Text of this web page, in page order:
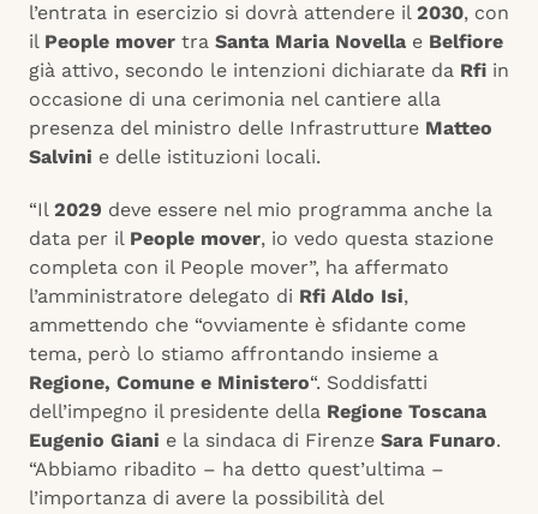
l’entrata in esercizio si dovrà attendere il 2030, con
il People mover tra Santa Maria Novella e Belfiore
già attivo, secondo le intenzioni dichiarate da Rfi in
occasione di una cerimonia nel cantiere alla
presenza del ministro delle Infrastrutture Matteo
Salvini e delle istituzioni locali.
“Il 2029 deve essere nel mio programma anche la
data per il People mover, io vedo questa stazione
completa con il People mover”, ha affermato
l’amministratore delegato di Rfi Aldo Isi,
ammettendo che “ovviamente è sfidante come
tema, però lo stiamo affrontando insieme a
Regione, Comune e Ministero“. Soddisfatti
dell’impegno il presidente della Regione Toscana
Eugenio Giani e la sindaca di Firenze Sara Funaro.
“Abbiamo ribadito – ha detto quest’ultima –
l’importanza di avere la possibilità del